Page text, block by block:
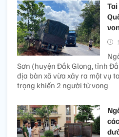
Sơn (huyện Đắk Glong, tỉnh
địa bàn xã vừa xảy ra một vụ
trọng khiến 2 người tử vong